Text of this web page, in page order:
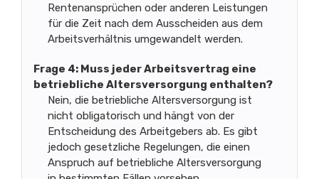
Rentenansprüchen oder anderen Leistungen
für die Zeit nach dem Ausscheiden aus dem
Arbeitsverhältnis umgewandelt werden.
Frage 4: Muss jeder Arbeitsvertrag eine
betriebliche Altersversorgung enthalten?
Nein, die betriebliche Altersversorgung ist
nicht obligatorisch und hängt von der
Entscheidung des Arbeitgebers ab. Es gibt
jedoch gesetzliche Regelungen, die einen
Anspruch auf betriebliche Altersversorgung